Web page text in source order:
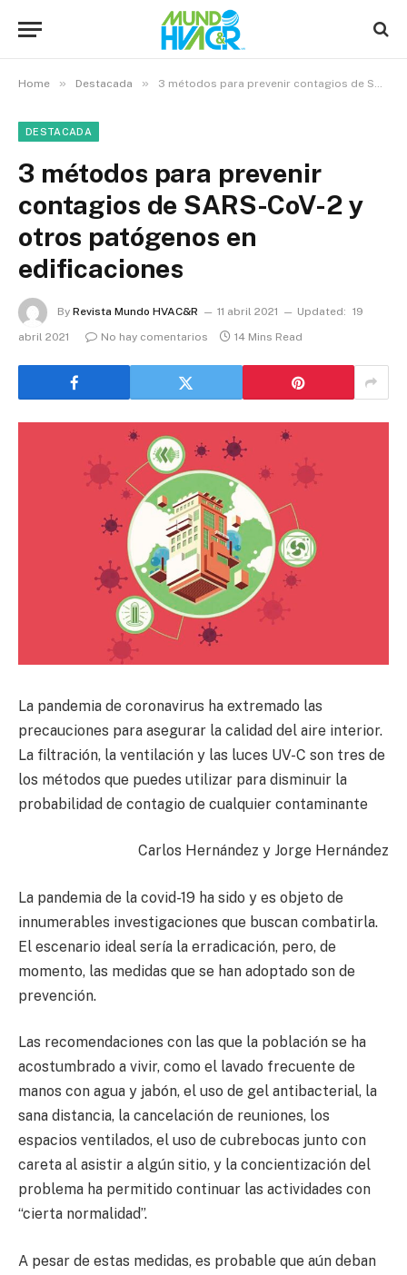
Home » Destacada » 3 métodos para prevenir contagios de SARS-CoV-2 y otros patógenos en edificaciones
DESTACADA
3 métodos para prevenir
contagios de SARS-CoV-2 y
otros patógenos en
edificaciones
By Revista Mundo HVAC&R 11 abril 2021 Updated: 19
abril 2021
No hay comentarios 14 Mins Read
La pandemia de coronavirus ha extremado las
precauciones para asegurar la calidad del aire interior.
La filtración, la ventilación y las luces UV-C son tres de
los métodos que puedes utilizar para disminuir la
probabilidad de contagio de cualquier contaminante
Carlos Hernández y Jorge Hernández
La pandemia de la covid-19 ha sido y es objeto de
innumerables investigaciones que buscan combatirla.
El escenario ideal sería la erradicación, pero, de
momento, las medidas que se han adoptado son de
prevención.
Las recomendaciones con las que la población se ha
acostumbrado a vivir, como el lavado frecuente de
manos con agua y jabón, el uso de gel antibacterial, la
sana distancia, la cancelación de reuniones, los
espacios ventilados, el uso de cubrebocas junto con
careta al asistir a algún sitio, y la concientización del
problema ha permitido continuar las actividades con
“cierta normalidad”.
A pesar de estas medidas, es probable que aún deban